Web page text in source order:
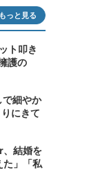
もっと見る
ト叩き
護の
で細やか
にきて
結婚を
」「私